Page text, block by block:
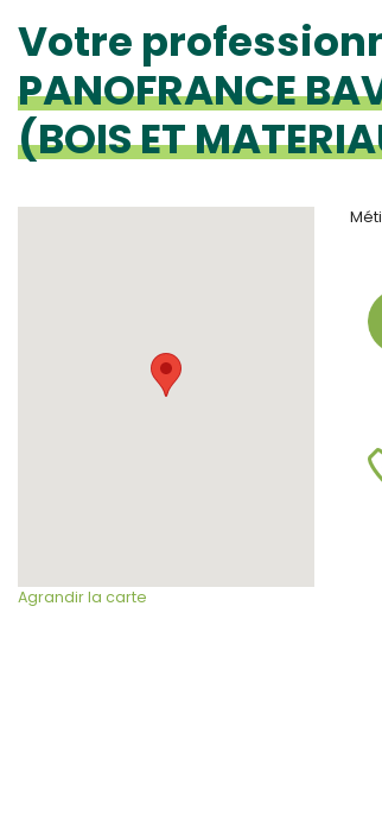
Votre
PANOFRANCE
(BOIS ET
Agrandir la carte